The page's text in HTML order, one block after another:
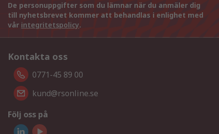
De personuppgifter som du lämnar när du anmäler dig
till nyhetsbrevet kommer att behandlas i enlighet med
vår integritetspolicy.
Kontakta oss
0771-45 89 00
kund@rsonline.se
Följ oss på